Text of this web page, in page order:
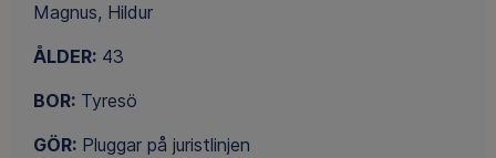
Magnus, Hildur
ÅLDER: 43
BOR: Tyresö
GÖR: Pluggar på juristlinjen